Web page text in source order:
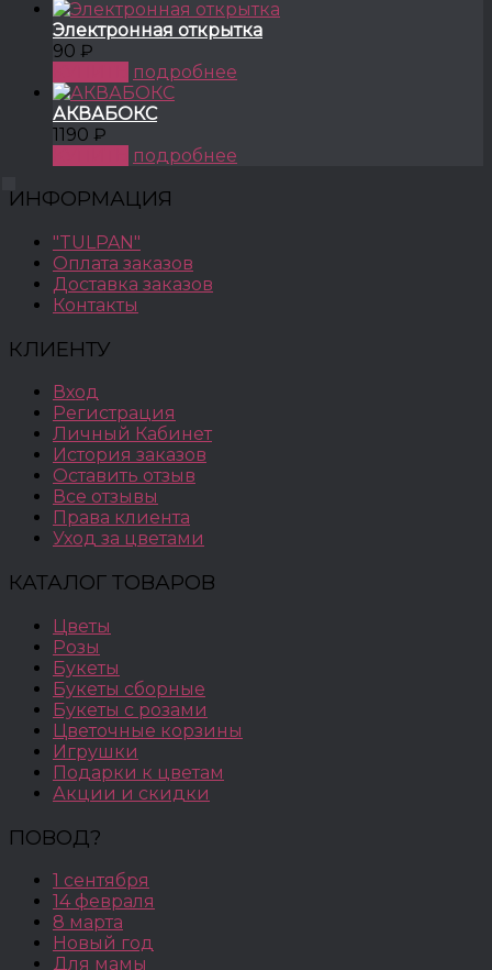
Электронная открытка
90 ₽
подробнее
АКВАБОКС
1190 ₽
подробнее
ИНФОРМАЦИЯ
"TULPAN"
Оплата заказов
Доставка заказов
Контакты
КЛИЕНТУ
Вход
Регистрация
Личный Кабинет
История заказов
Оставить отзыв
Все отзывы
Права клиента
Уход за цветами
КАТАЛОГ ТОВАРОВ
Цветы
Розы
Букеты
Букеты сборные
Букеты с розами
Цветочные корзины
Игрушки
Подарки к цветам
Акции и скидки
ПОВОД?
1 сентября
14 февраля
8 марта
Новый год
Для мамы